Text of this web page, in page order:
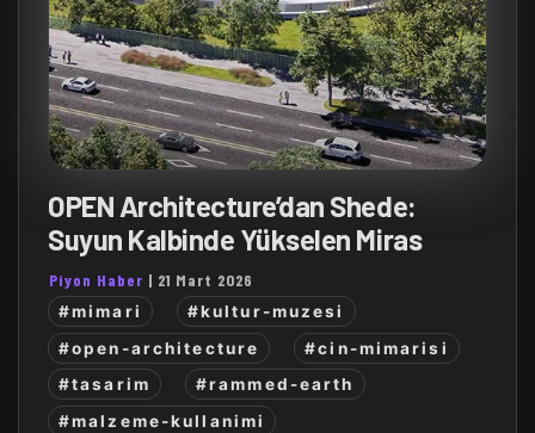
OPEN Architecture’dan Shede:
Suyun Kalbinde Yükselen Miras
Piyon Haber | 21 Mart 2026
#mimari
#kultur-muzesi
#open-architecture
#cin-mimarisi
#tasarim
#rammed-earth
#malzeme-kullanimi